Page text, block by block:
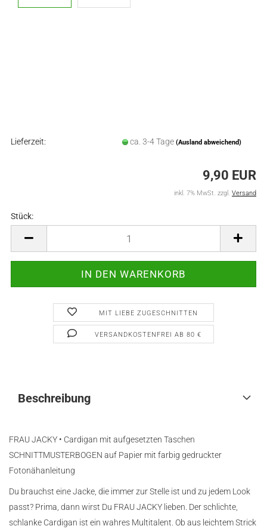
Lieferzeit: ca. 3-4 Tage (Ausland abweichend)
9,90 EUR
inkl. 7% MwSt. zzgl. Versand
Stück:
MIT LIEBE ZUGESCHNITTEN
VERSANDKOSTENFREI AB 80 €
Beschreibung
FRAU JACKY • Cardigan mit aufgesetzten Taschen
SCHNITTMUSTERBOGEN auf Papier mit farbig gedruckter
Fotonähanleitung
Du brauchst eine Jacke, die immer zur Stelle ist und zu jedem Look
passt? Prima, dann wirst Du FRAU JACKY lieben. Der schlichte,
schlanke Cardigan ist ein wahres Multitalent. Ob aus leichtem Strick